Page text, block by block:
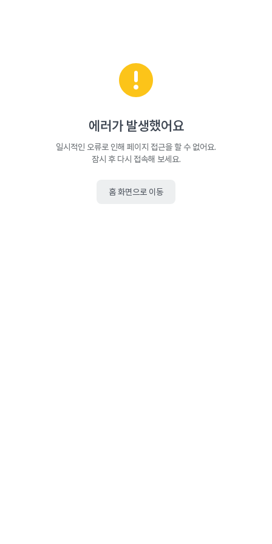
에러가 발생했어요
일시적인 오류로 인해 페이지 접근을 할 수 없어요.
잠시 후 다시 접속해 보세요.
홈 화면으로 이동